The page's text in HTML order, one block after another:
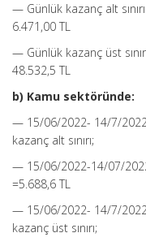
— Günlük kazanç alt
6.471,00 TL
— Günlük kazanç üst
48.532,5 TL
b) Kamu sektöründe:
— 15/06/2022- 14/7/
kazanç alt sınırı;
— 15/06/2022-14/07/
=5.688,6 TL
— 15/06/2022- 14/7/
kazanç üst sınırı;